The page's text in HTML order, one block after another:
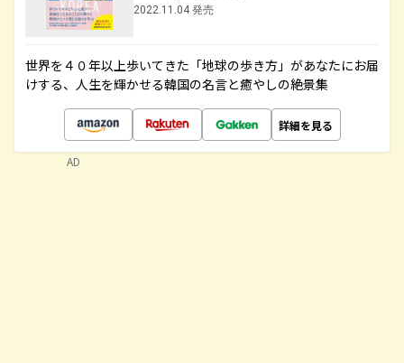
2022.11.04 発売
世界を４０年以上歩いてきた「地球の歩き方」があなたにお届
けする、人生を輝かせる韓国の名言と癒やしの絶景集
詳細を見る
AD